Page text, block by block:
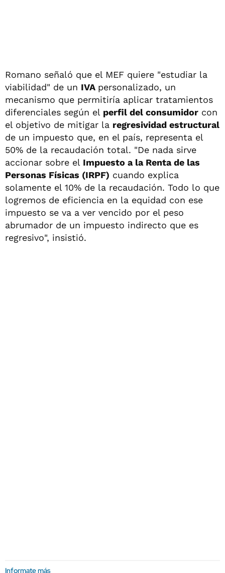
Romano señaló que el MEF quiere "estudiar la
viabilidad" de un IVA personalizado, un
mecanismo que permitiría aplicar tratamientos
diferenciales según el perfil del consumidor con
el objetivo de mitigar la regresividad estructural
de un impuesto que, en el país, representa el
50% de la recaudación total. "De nada sirve
accionar sobre el Impuesto a la Renta de las
Personas Físicas (IRPF) cuando explica
solamente el 10% de la recaudación. Todo lo que
logremos de eficiencia en la equidad con ese
impuesto se va a ver vencido por el peso
abrumador de un impuesto indirecto que es
regresivo", insistió.
Informate más